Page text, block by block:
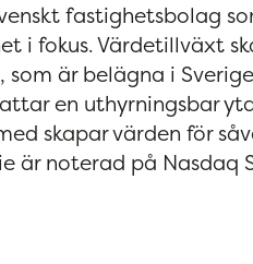
fastighetsbolag
i fokus. Värdetillväxt
är belägna i
en uthyrningsbar
skapar värden för
är noterad på Nasdaq